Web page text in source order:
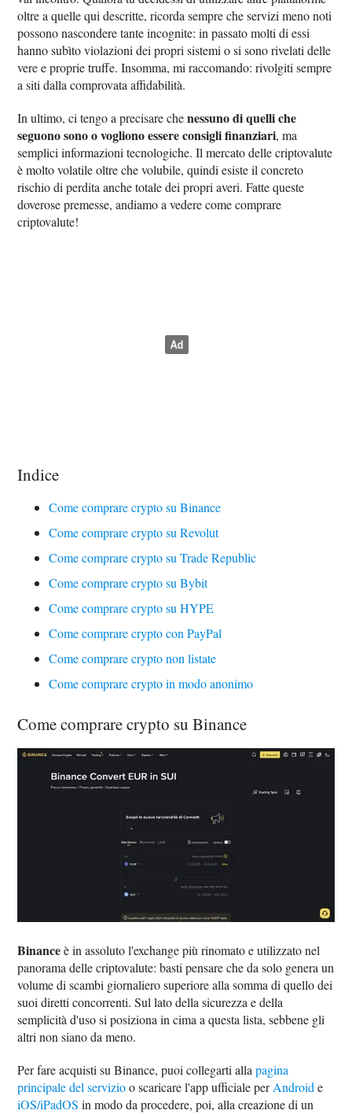
oltre a quelle qui descritte, ricorda sempre che servizi meno noti
possono nascondere tante incognite: in passato molti di essi
hanno subìto violazioni dei propri sistemi o si sono rivelati delle
vere e proprie truffe. Insomma, mi raccomando: rivolgiti sempre
a siti dalla comprovata affidabilità.
In ultimo, ci tengo a precisare chenessuno di quelli che
seguono sono o vogliono essere consigli finanziari, ma
semplici informazioni tecnologiche. Il mercato delle criptovalute
è molto volatile oltre che volubile, quindi esiste il concreto
rischio di perdita anche totale dei propri averi. Fatte queste
doverose premesse, andiamo a vedere come comprare
criptovalute!
Indice
Come comprare crypto su Binance
Come comprare crypto su Revolut
Come comprare crypto su Trade Republic
Come comprare crypto su Bybit
Come comprare crypto su HYPE
Come comprare crypto con PayPal
Come comprare crypto non listate
Come comprare crypto in modo anonimo
Come comprare crypto su Binance
Binanceè in assoluto l'exchange più rinomato e utilizzato nel
panorama delle criptovalute: basti pensare che da solo genera un
volume di scambi giornaliero superiore alla somma di quello dei
suoi diretti concorrenti. Sul lato della sicurezza e della
semplicità d'uso si posiziona in cima a questa lista, sebbene gli
altri non siano da meno.
Per fare acquisti su Binance, puoi collegarti allapagina
principale del servizioo scaricare l'app ufficiale perAndroide
iOS/iPadOS in modo da procedere, poi, alla creazione di un